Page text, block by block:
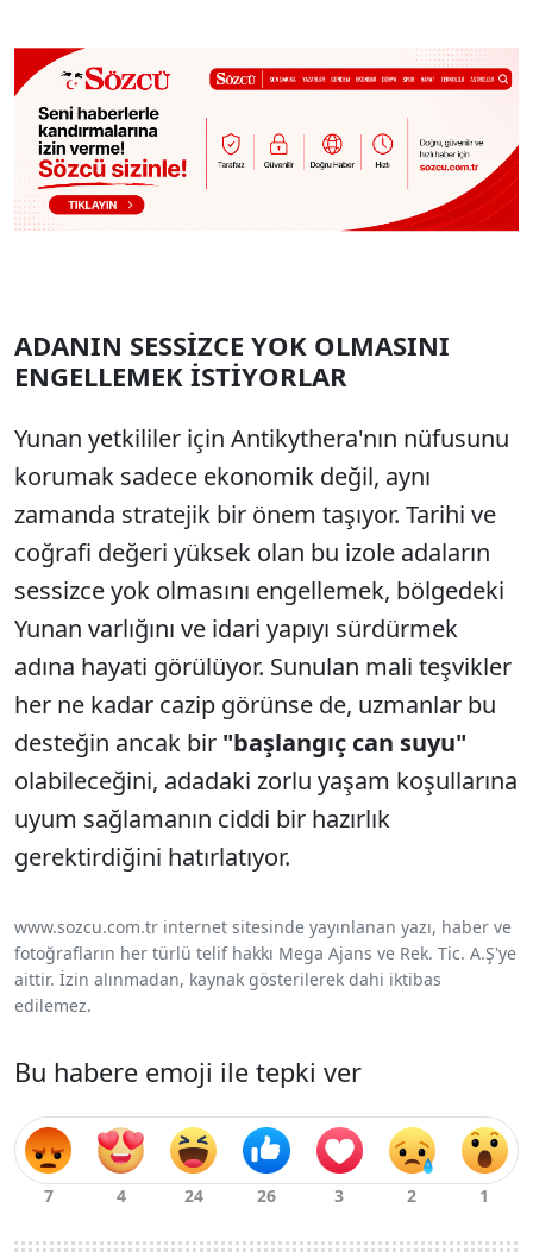
ADANIN SESSİZCE YOK OLMASINI
ENGELLEMEK İSTİYORLAR
Yunan yetkililer için Antikythera'nın nüfusunu
korumak sadece ekonomik değil, aynı
zamanda stratejik bir önem taşıyor. Tarihi ve
coğrafi değeri yüksek olan bu izole adaların
sessizce yok olmasını engellemek, bölgedeki
Yunan varlığını ve idari yapıyı sürdürmek
adına hayati görülüyor. Sunulan mali teşvikler
her ne kadar cazip görünse de, uzmanlar bu
desteğin ancak bir "başlangıç can suyu"
olabileceğini, adadaki zorlu yaşam koşullarına
uyum sağlamanın ciddi bir hazırlık
gerektirdiğini hatırlatıyor.
www.sozcu.com.tr internet sitesinde yayınlanan yazı, haber ve
fotoğrafların her türlü telif hakkı Mega Ajans ve Rek. Tic. A.Ş'ye
aittir. İzin alınmadan, kaynak gösterilerek dahi iktibas
edilemez.
Bu habere emoji ile tepki ver